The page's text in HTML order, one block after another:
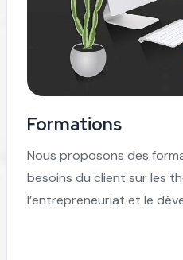
Formations
Nous proposons des
besoins du client sur les
l’entrepreneuriat et le